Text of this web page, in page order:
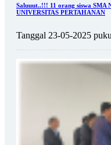
Saluuut..!!! 11 orang siswa SMA
UNIVERSITAS PERTAHANAN
Tanggal 23-05-2025